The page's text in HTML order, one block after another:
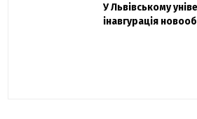
Павло Дак
«Час не лікує,
Захисник
одружився та
У Львівському
інавгурація